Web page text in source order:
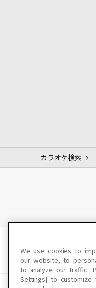
カラオケ検索
We use cookies to
our website, to
to analyze our traffic.
Settings] to customize